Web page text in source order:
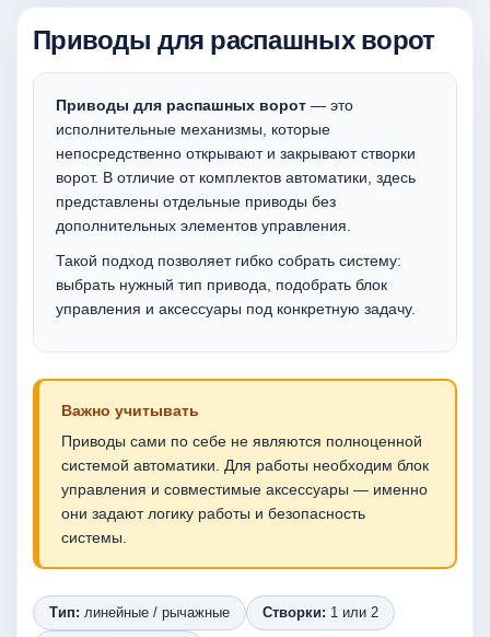
Приводы для распашных ворот
Приводы для распашных ворот — это
исполнительные механизмы, которые
непосредственно открывают и закрывают створки
ворот. В отличие от комплектов автоматики, здесь
представлены отдельные приводы без
дополнительных элементов управления.
Такой подход позволяет гибко собрать систему:
выбрать нужный тип привода, подобрать блок
управления и аксессуары под конкретную задачу.
Важно учитывать
Приводы сами по себе не являются полноценной
системой автоматики. Для работы необходим блок
управления и совместимые аксессуары — именно
они задают логику работы и безопасность
системы.
Тип: линейные / рычажные Створки: 1 или 2